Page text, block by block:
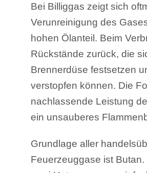
Bei Billiggas zeigt sich
Verunreinigung des
hohen Ölanteil. Beim
Rückstände zurück, die
Brennerdüse festsetzen
verstopfen können. Die
nachlassende Leistung
ein unsauberes
Grundlage aller
Feuerzeuggase ist Butan.